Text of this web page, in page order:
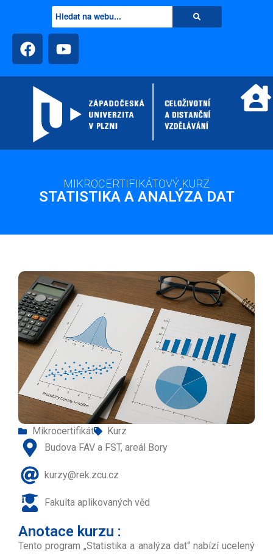
MIKROCERTIFIKÁTOVÝ KURZ
STATISTIKA A ANALÝZA DAT
Mikrocertifikát
Kurz
Budova FAV a FST, areál Bory
kurzy@rek.zcu.cz
Fakulta aplikovaných věd
Anotace kurzu :
Tento program „Statistika a analýza dat“ nabízí ucelený